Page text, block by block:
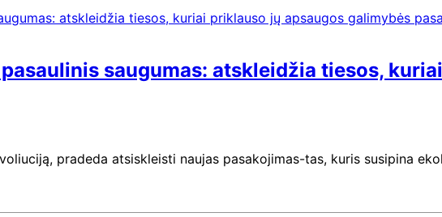
saugumas: atskleidžia tiesos,
pradeda atsiskleisti naujas pasakojimas-tas, kuris susipina